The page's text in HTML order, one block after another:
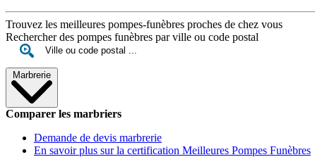
Trouvez les meilleures pompes-funèbres proches de chez vous
Rechercher des pompes funèbres par ville ou code postal
Marbrerie
Comparer les marbriers
Demande de devis marbrerie
En savoir plus sur la certification Meilleures Pompes Funèbres